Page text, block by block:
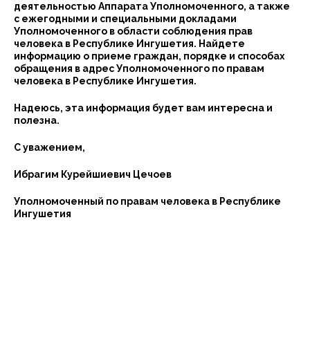
деятельностью Аппарата Уполномоченного, а также
с ежегодными и специальными докладами
Уполномоченного в области соблюдения прав
человека в Республике Ингушетия. Найдете
информацию о приеме граждан, порядке и способах
обращения в адрес Уполномоченного по правам
человека в Республике Ингушетия.
Надеюсь, эта информация будет вам интересна и
полезна.
С уважением,
Ибрагим Курейшиевич Цечоев
Уполномоченный по правам человека в Республике
Ингушетия